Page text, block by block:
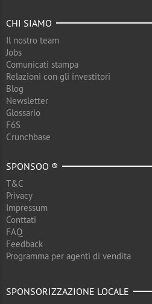
CHI SIAMO
Il nostro team
Jobs
Comunicati stampa
Relazioni con gli investitori
Blog
Newsletter
Glossario
F6S
Crunchbase
SPONSOO ®
T&C
Privacy
Impressum
Conttati
FAQ
Feedback
Programma per agenti di vendita
SPONSORIZZAZIONE LOCALE